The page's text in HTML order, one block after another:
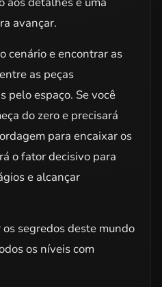
avançar.
cenário e encontrar as
as peças
pelo espaço. Se você
do zero e precisará
para encaixar os
o fator decisivo para
e alcançar
segredos deste mundo
os níveis com